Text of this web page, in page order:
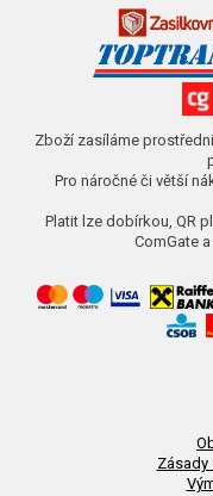
Zboží zasíláme
Pro náročné či větší
Platit lze dobírkou, QR
ComGate
Zásady